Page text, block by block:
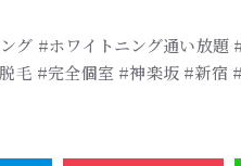
グ #ホワイトニング通い放題
毛 #完全個室 #神楽坂 #新宿